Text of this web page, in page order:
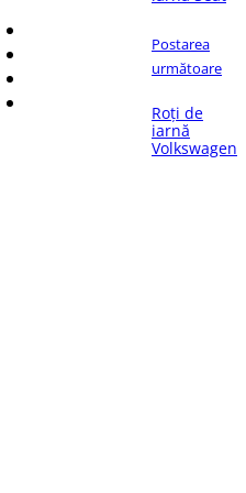
Postarea
următoare
Roți de
iarnă
Volkswagen